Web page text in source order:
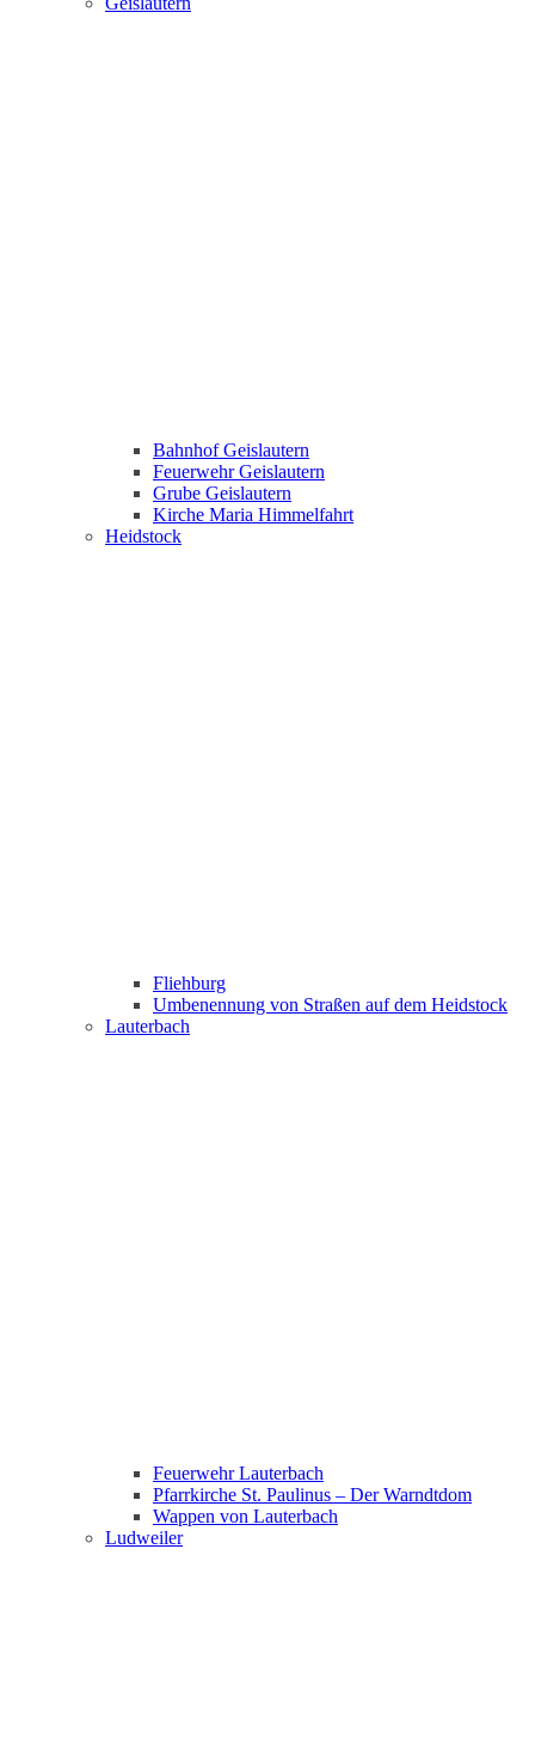
Bahnhof Geislautern
Feuerwehr Geislautern
Grube Geislautern
Kirche Maria Himmelfahrt
Heidstock
Fliehburg
Umbenennung von Straßen auf dem Heidstock
Lauterbach
Feuerwehr Lauterbach
Pfarrkirche St. Paulinus – Der Warndtdom
Wappen von Lauterbach
Ludweiler